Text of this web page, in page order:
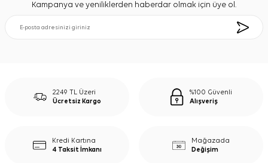
Kampanya ve yeniliklerden haberdar olmak için üye ol.
2249 TL Üzeri
Ücretsiz Kargo
%100 Güvenli
Alışveriş
Kredi Kartına
4 Taksit İmkanı
Mağazada
Değişim